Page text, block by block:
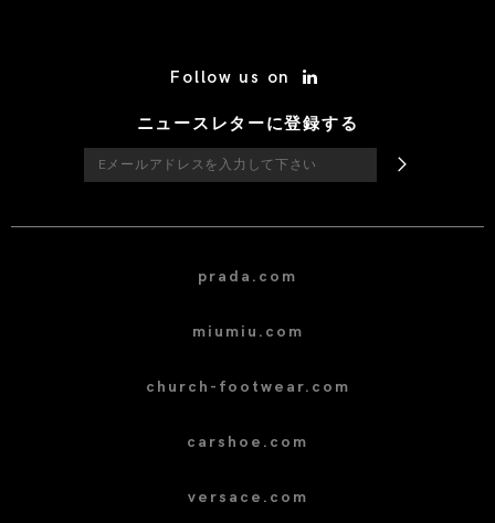
Follow us on
ニュースレターに登録する
prada.com
miumiu.com
church-footwear.com
carshoe.com
versace.com